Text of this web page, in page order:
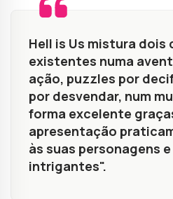
Hell is Us mistura
existentes numa
ação, puzzles por
por desvendar, num
forma excelente
apresentação
às suas personagens
intrigantes".